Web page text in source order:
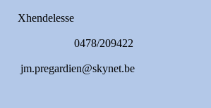
Xhendelesse
0478/209422
jm.pregardien@skynet.be